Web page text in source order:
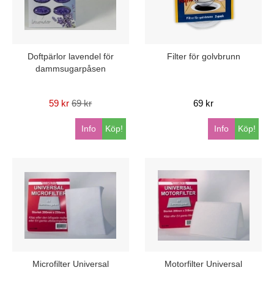
Doftpärlor lavendel för
dammsugarpåsen
59 kr 69 kr
Köp!
Info
Filter för golvbrunn
69 kr
Köp!
Info
Microfilter Universal Motorfilter Universal